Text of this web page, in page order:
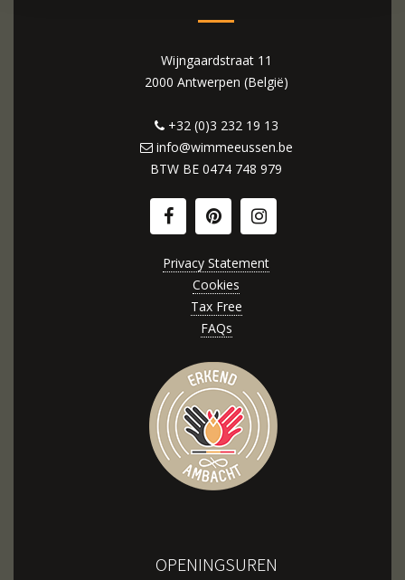
Wijngaardstraat 11
2000 Antwerpen (België)
+32 (0)3 232 19 13
info@wimmeeussen.be
BTW BE 0474 748 979
Privacy Statement
Cookies
Tax Free
FAQs
OPENINGSUREN